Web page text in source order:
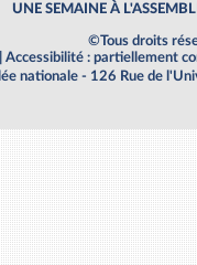
UNE SEMAINE À
©Tous droits
Accessibilité : partiellement
nationale - 126 Rue de